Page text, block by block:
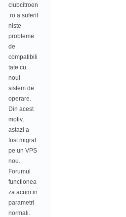
clubcitroen
.ro a suferit
niste
probleme
de
compatibili
tate cu
noul
sistem de
operare.
Din acest
motiv,
astazi a
fost migrat
pe un VPS
nou.
Forumul
functionea
za acum in
parametri
normali.